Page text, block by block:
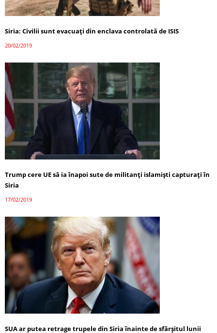
Siria: Civilii sunt evacuați din enclava controlată de ISIS
20/02/2019
Trump cere UE să ia înapoi sute de militanţi islamişti capturaţi în
Siria
17/02/2019
SUA ar putea retrage trupele din Siria înainte de sfârşitul lunii